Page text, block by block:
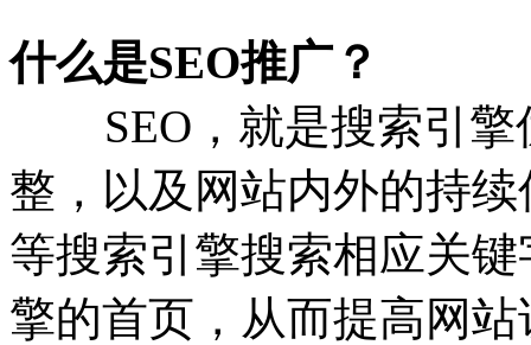
什么是SEO推广？
SEO，就是搜索引擎
整，以及网站内外的持
等搜索引擎搜索相应关
擎的首页，从而提高网